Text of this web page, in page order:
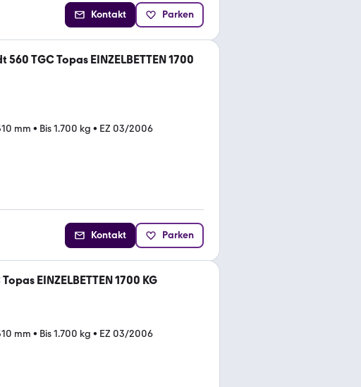
Kontakt Parken
560 TGC Topas EINZELBETTEN 1700
mm • Bis 1.700 kg • EZ 03/2006
Kontakt Parken
EINZELBETTEN 1700 KG
mm • Bis 1.700 kg • EZ 03/2006